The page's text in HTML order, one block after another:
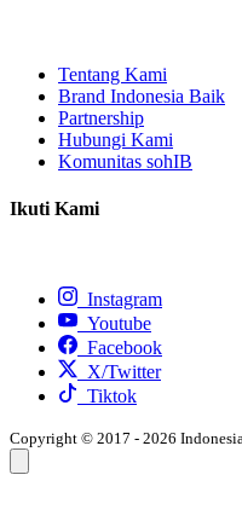
Tentang Kami
Brand Indonesia Baik
Partnership
Hubungi Kami
Komunitas sohIB
Ikuti Kami
Instagram
Youtube
Facebook
X/Twitter
Tiktok
Copyright © 2017 - 2026